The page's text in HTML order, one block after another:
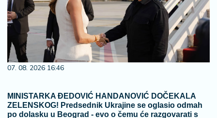
07. 08. 2026 16:46
MINISTARKA ĐEDOVIĆ HANDANOVIĆ DOČEKALA
ZELENSKOG! Predsednik Ukrajine se oglasio odmah
po dolasku u Beograd - evo o čemu će razgovarati s